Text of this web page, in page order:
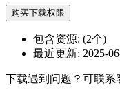
购买下载权限
包含资源: (2个)
最近更新: 2025-
下载遇到问题？可联系